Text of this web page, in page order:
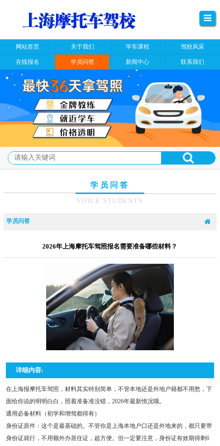
网站首页 关于我们 学车课程 驾校风采
在线报名 学员问答 新闻中心 联系我们
学员问答
VOICE STUDENTS
学员问答
2026年上海摩托车驾照报名需要准备哪些材料？
详细内容:
在上海报摩托车驾照，材料其实特别简单，不管本地还是外地户籍都不用愁，下
面给你说的明明白白，照着准备准没错，2026年最新情况哦。
通用必备材料（初学和增驾都得有）
身份证原件：这个是最基础的。不管你是上海本地户口还是外地来的，都只要带
身份证就行，不用额外办居住证，超方便。但一定要注意，身份证有效期得剩6